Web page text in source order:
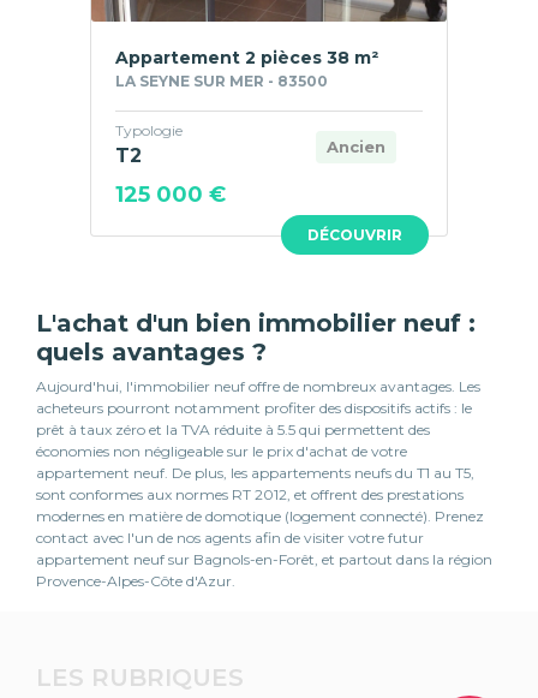
DÉCOUVRIR
Appartement 2 pièces 38 m²
LA SEYNE SUR MER - 83500
Ancien
Typologie
T2
125 000 €
L'achat d'un bien immobilier neuf :
quels avantages ?
Aujourd'hui, l'immobilier neuf offre de nombreux avantages. Les
acheteurs pourront notamment profiter des dispositifs actifs : le
prêt à taux zéro et la TVA réduite à 5.5 qui permettent des
économies non négligeable sur le prix d'achat de votre
appartement neuf. De plus, les appartements neufs du T1 au T5,
sont conformes aux normes RT 2012, et offrent des prestations
modernes en matière de domotique (logement connecté). Prenez
contact avec l'un de nos agents afin de visiter votre futur
appartement neuf sur Bagnols-en-Forêt, et partout dans la région
Provence-Alpes-Côte d'Azur.
LES RUBRIQUES